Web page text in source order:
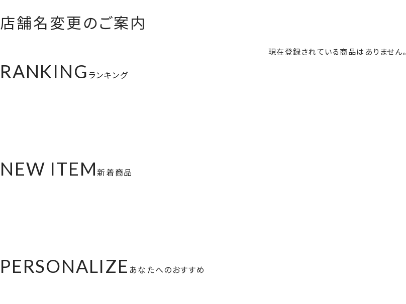
店舗名変更のご案内
現在登録されている商品はありません。
RANKING ランキング
NEW ITEM新着商品
PERSONALIZE あなたへのおすすめ